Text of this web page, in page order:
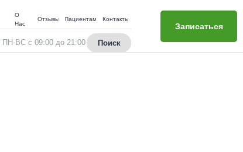
Записаться
ПН-ВС с 09:00 до 21:00
О
Нас
Отзывы Пациентам
Поиск
Контакты